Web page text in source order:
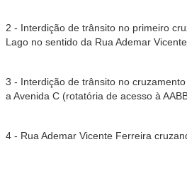
2 - Interdição de trânsito no primeiro
Lago no sentido da Rua Ademar
3 - Interdição de trânsito no
a Avenida C (rotatória de acesso à
4 - Rua Ademar Vicente Ferreira